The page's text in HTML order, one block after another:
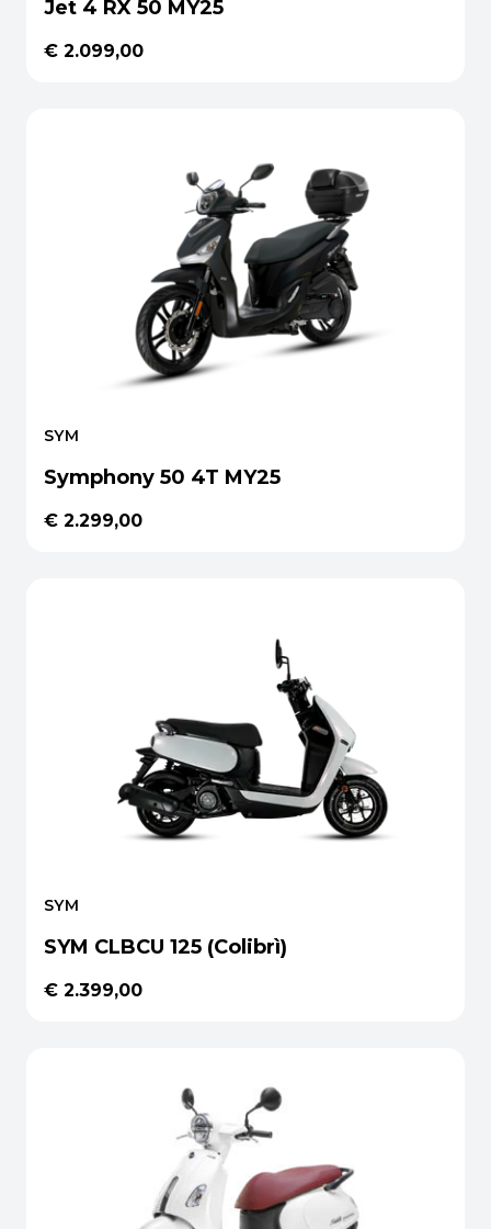
Jet 4 RX 50 MY25
€ 2.099,00
SYM
Symphony 50 4T MY25
€ 2.299,00
SYM
SYM CLBCU 125 (Colibrì)
€ 2.399,00